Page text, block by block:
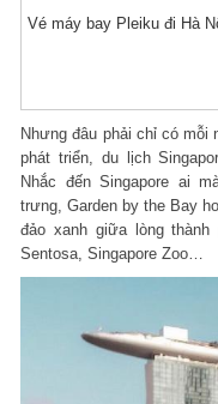
Vé máy bay Pleiku đi Hà
Nhưng đâu phải chỉ có
phát triển, du lịch
Nhắc đến Singapore ai
trưng, Garden by the Bay
đảo xanh giữa lòng
Sentosa, Singapore Zoo…